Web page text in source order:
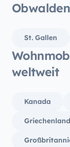
St. Gallen
weltweit
Kanada
Griechenland